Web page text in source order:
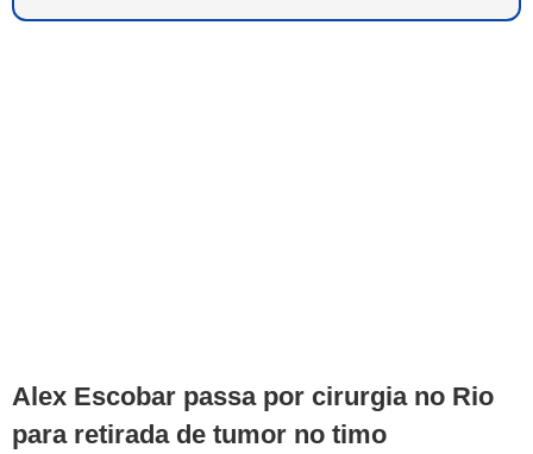
Alex Escobar passa por cirurgia no Rio
para retirada de tumor no timo